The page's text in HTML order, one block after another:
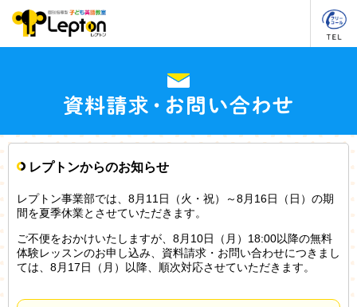
レプトンからのお知らせ
レプトン事業部では、8月11日（火・祝）～8月16日（日）の期
間を夏季休業とさせていただきます。
ご不便をおかけいたしますが、8月10日（月）18:00以降の無料
体験レッスンのお申し込み、資料請求・お問い合わせにつきまし
ては、8月17日（月）以降、順次対応させていただきます。